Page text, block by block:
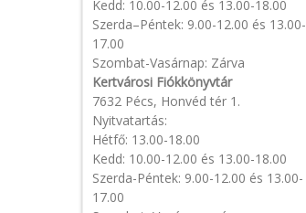
Kedd: 10.00-12.00 és 13.00-18.00
Szerda–Péntek: 9.00-12.00 és 13.00-
17.00
Szombat-Vasárnap: Zárva
Kertvárosi Fiókkönyvtár
7632 Pécs, Honvéd tér 1.
Nyitvatartás:
Hétfő: 13.00-18.00
Kedd: 10.00-12.00 és 13.00-18.00
Szerda-Péntek: 9.00-12.00 és 13.00-
17.00